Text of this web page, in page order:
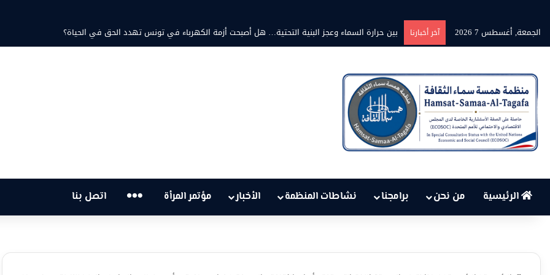
الجمعة, أغسطس 7 2026
آخر أخبارنا برنامج” قلوب شاعرة” بين الشاعر محمد ثابت والشاعرة فاطمة الزامل: عزف على أوتار الحنين وشجن القوافي
الرئيسية من نحن برامجنا نشاطات المنظمة الأخبار مؤتمر المرأة … اتصل بنا